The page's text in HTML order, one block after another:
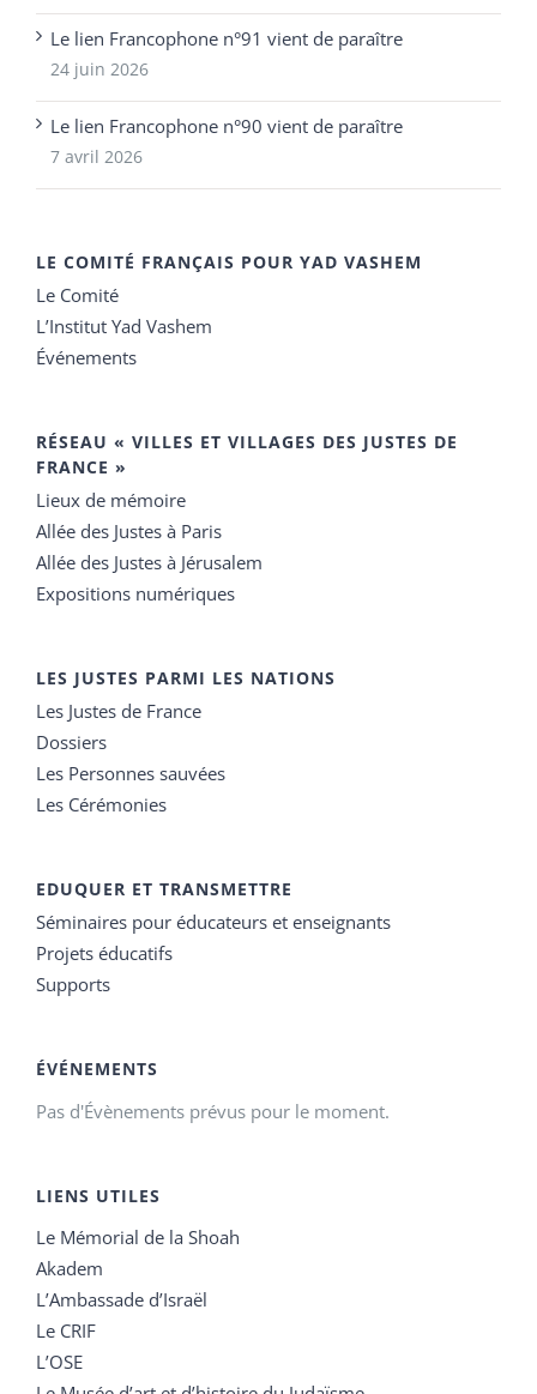
Le lien Francophone n°91 vient de paraître
24 juin 2026
Le lien Francophone n°90 vient de paraître
7 avril 2026
LE COMITÉ FRANÇAIS POUR YAD VASHEM
Le Comité
L’Institut Yad Vashem
Événements
RÉSEAU « VILLES ET VILLAGES DES JUSTES DE
FRANCE »
Lieux de mémoire
Allée des Justes à Paris
Allée des Justes à Jérusalem
Expositions numériques
LES JUSTES PARMI LES NATIONS
Les Justes de France
Dossiers
Les Personnes sauvées
Les Cérémonies
EDUQUER ET TRANSMETTRE
Séminaires pour éducateurs et enseignants
Projets éducatifs
Supports
ÉVÉNEMENTS
Pas d'Évènements prévus pour le moment.
LIENS UTILES
Le Mémorial de la Shoah
Akadem
L’Ambassade d’Israël
Le CRIF
L’OSE